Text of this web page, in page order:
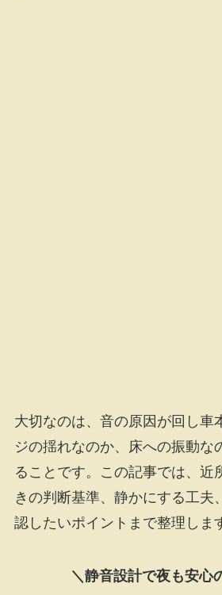
大切なのは、音の原因が回し車
ジの揺れなのか、床への振動な
ることです。この記事では、近
きの判断基準、静かにする工夫
認したいポイントまで整理しま
＼静音設計で夜も安心